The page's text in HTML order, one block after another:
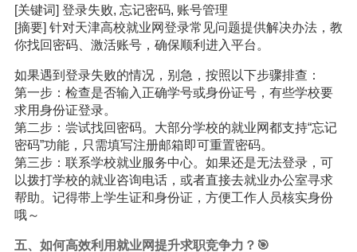
[关键词] 登录失败, 忘记密码, 账号管理
[摘要] 针对天津高校就业网登录常见问题提供解决办法，教
你找回密码、激活账号，确保顺利进入平台。
如果遇到登录失败的情况，别急，按照以下步骤排查：
第一步：检查是否输入正确学号或身份证号，有些学校要
求用身份证登录。
第二步：尝试找回密码。大部分学校的就业网都支持“忘记
密码”功能，只需填写注册邮箱即可重置密码。
第三步：联系学校就业服务中心。如果还是无法登录，可
以拨打学校的就业咨询电话，或者直接去就业办公室寻求
帮助。记得带上学生证和身份证，方便工作人员核实身份
哦～
五、如何高效利用就业网提升求职竞争力？🎯